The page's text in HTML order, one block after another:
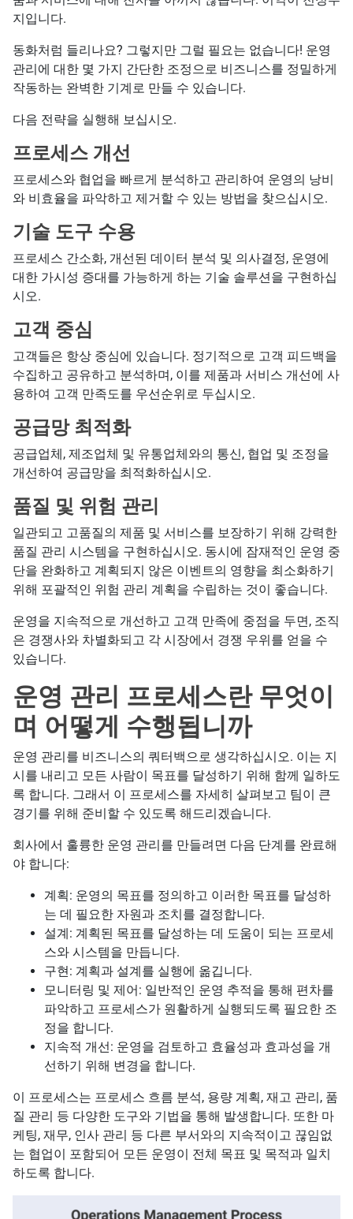
지입니다.
동화처럼 들리나요? 그렇지만 그럴 필요는 없습니다! 운영
관리에 대한 몇 가지 간단한 조정으로 비즈니스를 정밀하게
작동하는 완벽한 기계로 만들 수 있습니다.
다음 전략을 실행해 보십시오.
프로세스 개선
프로세스와 협업을 빠르게 분석하고 관리하여 운영의 낭비
와 비효율을 파악하고 제거할 수 있는 방법을 찾으십시오.
기술 도구 수용
프로세스 간소화, 개선된 데이터 분석 및 의사결정, 운영에
대한 가시성 증대를 가능하게 하는 기술 솔루션을 구현하십
시오.
고객 중심
고객들은 항상 중심에 있습니다. 정기적으로 고객 피드백을
수집하고 공유하고 분석하며, 이를 제품과 서비스 개선에 사
용하여 고객 만족도를 우선순위로 두십시오.
공급망 최적화
공급업체, 제조업체 및 유통업체와의 통신, 협업 및 조정을
개선하여 공급망을 최적화하십시오.
품질 및 위험 관리
일관되고 고품질의 제품 및 서비스를 보장하기 위해 강력한
품질 관리 시스템을 구현하십시오. 동시에 잠재적인 운영 중
단을 완화하고 계획되지 않은 이벤트의 영향을 최소화하기
위해 포괄적인 위험 관리 계획을 수립하는 것이 좋습니다.
운영을 지속적으로 개선하고 고객 만족에 중점을 두면, 조직
은 경쟁사와 차별화되고 각 시장에서 경쟁 우위를 얻을 수
있습니다.
운영 관리 프로세스란 무엇이
며 어떻게 수행됩니까
운영 관리를 비즈니스의 쿼터백으로 생각하십시오. 이는 지
시를 내리고 모든 사람이 목표를 달성하기 위해 함께 일하도
록 합니다. 그래서 이 프로세스를 자세히 살펴보고 팀이 큰
경기를 위해 준비할 수 있도록 해드리겠습니다.
회사에서 훌륭한 운영 관리를 만들려면 다음 단계를 완료해
야 합니다:
계획: 운영의 목표를 정의하고 이러한 목표를 달성하
는 데 필요한 자원과 조치를 결정합니다.
설계: 계획된 목표를 달성하는 데 도움이 되는 프로세
스와 시스템을 만듭니다.
구현: 계획과 설계를 실행에 옮깁니다.
모니터링 및 제어: 일반적인 운영 추적을 통해 편차를
파악하고 프로세스가 원활하게 실행되도록 필요한 조
정을 합니다.
지속적 개선: 운영을 검토하고 효율성과 효과성을 개
선하기 위해 변경을 합니다.
이 프로세스는 프로세스 흐름 분석, 용량 계획, 재고 관리, 품
질 관리 등 다양한 도구와 기법을 통해 발생합니다. 또한 마
케팅, 재무, 인사 관리 등 다른 부서와의 지속적이고 끊임없
는 협업이 포함되어 모든 운영이 전체 목표 및 목적과 일치
하도록 합니다.